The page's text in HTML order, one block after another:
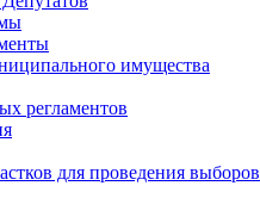
имущества
регламентов
для проведения